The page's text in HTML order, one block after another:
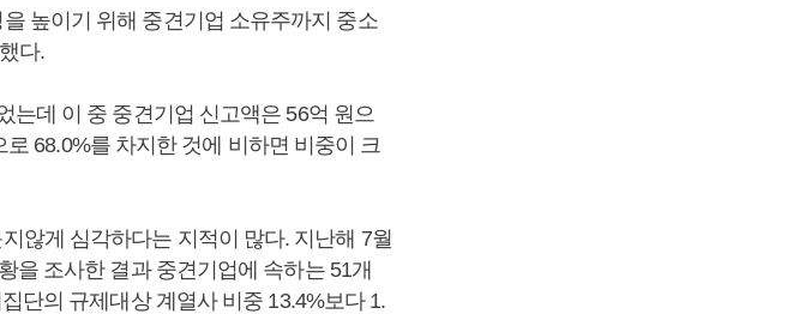
높이기 위해 중견기업 소유주까지 중소
다.
는데 이 중 중견기업 신고액은 56억 원으
68.0%를 차지한 것에 비하면 비중이 크
않게 심각하다는 지적이 많다. 지난해 7월
을 조사한 결과 중견기업에 속하는 51개
단의 규제대상 계열사 비중 13.4%보다 1.